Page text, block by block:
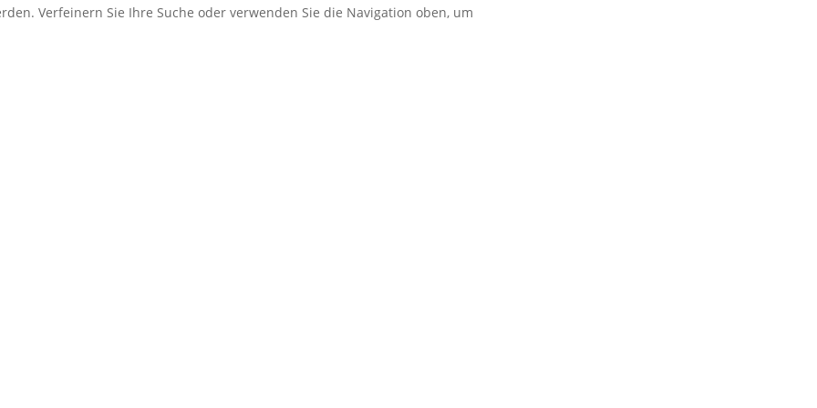
Verfeinern Sie Ihre Suche oder verwenden Sie die Navigation oben, um